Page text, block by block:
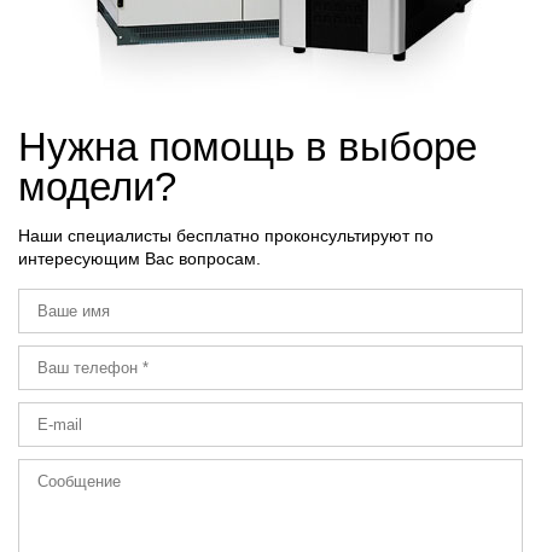
Нужна помощь в выборе
модели?
Наши специалисты бесплатно проконсультируют по
интересующим Вас вопросам.